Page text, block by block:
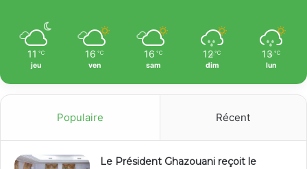
11 ℃
jeu
16 ℃
ven
16 ℃
sam
12 ℃
dim
13 ℃
lun
Populaire Récent
Le Président Ghazouani reçoit le